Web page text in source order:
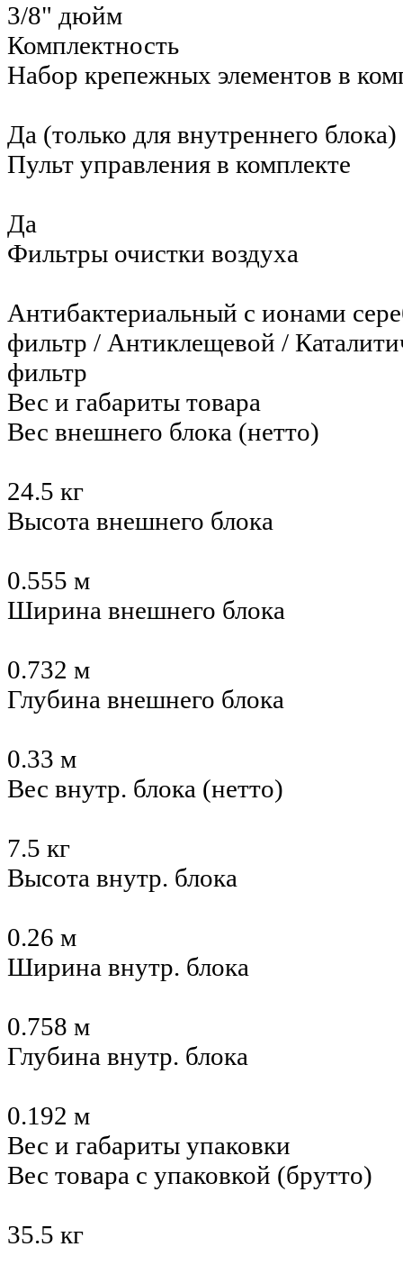
3/8" дюйм
Комплектность
Набор крепежных элементов в
Да (только для внутреннего блока)
Пульт управления в комплекте
Да
Фильтры очистки воздуха
Антибактериальный с ионами
фильтр / Антиклещевой /
фильтр
Вес и габариты товара
Вес внешнего блока (нетто)
24.5 кг
Высота внешнего блока
0.555 м
Ширина внешнего блока
0.732 м
Глубина внешнего блока
0.33 м
Вес внутр. блока (нетто)
7.5 кг
Высота внутр. блока
0.26 м
Ширина внутр. блока
0.758 м
Глубина внутр. блока
0.192 м
Вес и габариты упаковки
Вес товара с упаковкой (брутто)
35.5 кг